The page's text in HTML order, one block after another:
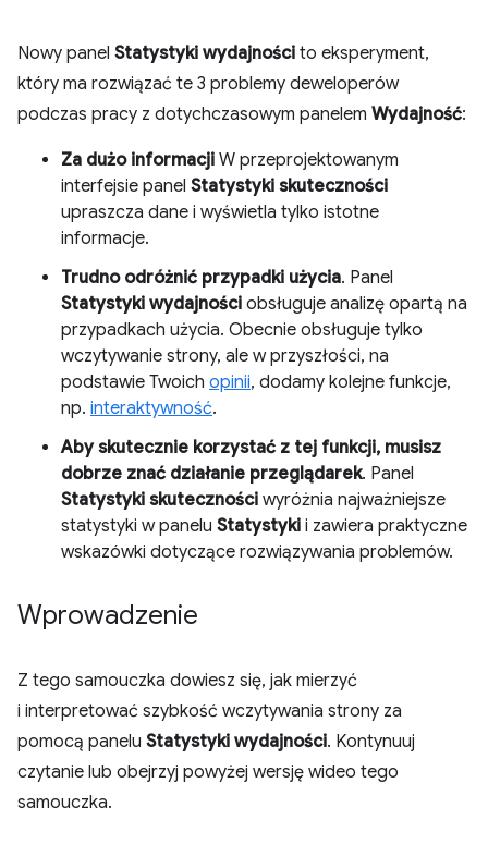
Nowy panel Statystyki wydajności to eksperyment,
który ma rozwiązać te 3 problemy deweloperów
podczas pracy z dotychczasowym panelem Wydajność:
Za dużo informacji W przeprojektowanym
interfejsie panel Statystyki skuteczności
upraszcza dane i wyświetla tylko istotne
informacje.
Trudno odróżnić przypadki użycia. Panel
Statystyki wydajności obsługuje analizę opartą na
przypadkach użycia. Obecnie obsługuje tylko
wczytywanie strony, ale w przyszłości, na
podstawie Twoich opinii, dodamy kolejne funkcje,
np. interaktywność.
Aby skutecznie korzystać z tej funkcji, musisz
dobrze znać działanie przeglądarek. Panel
Statystyki skuteczności wyróżnia najważniejsze
statystyki w panelu Statystyki i zawiera praktyczne
wskazówki dotyczące rozwiązywania problemów.
Wprowadzenie
Z tego samouczka dowiesz się, jak mierzyć
i interpretować szybkość wczytywania strony za
pomocą panelu Statystyki wydajności. Kontynuuj
czytanie lub obejrzyj powyżej wersję wideo tego
samouczka.